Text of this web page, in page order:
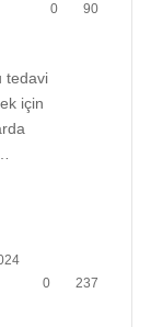
0
90
tedavi
için
0
237